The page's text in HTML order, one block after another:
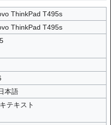
ThinkPad T495s
ThinkPad T495s
本語
テキスト